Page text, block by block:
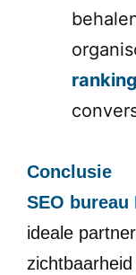
Conclusie
SEO bureau
ideale